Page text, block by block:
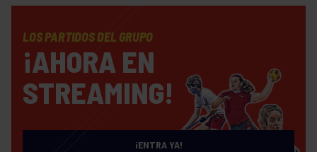
LOS PARTIDOS DEL GRUPO
¡AHORA EN
STREAMING!
¡ENTRA YA!